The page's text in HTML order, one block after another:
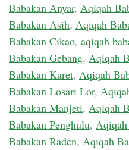
Babakan Anyar, Aqiqah
Babakan Asih, Aqiqah
Babakan Cikao, aqiqah
Babakan Gebang, Aqiqah
Babakan Karet, Aqiqah
Babakan Losari Lor,
Babakan Manjeti, Aqiqah
Babakan Penghulu, Aqiqah
Babakan Raden, Aqiqah